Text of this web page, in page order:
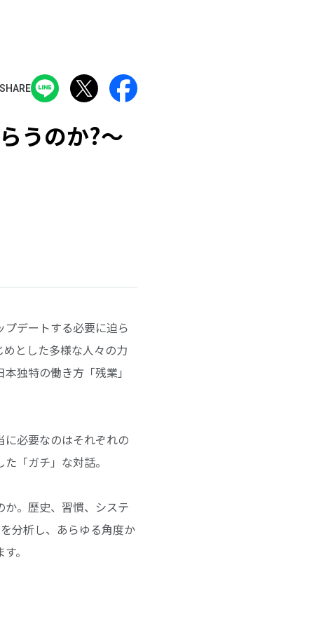
SHARE
うのか?～
デートする必要に迫ら
とした多様な人々の力
独特の働き方「残業」
必要なのはそれぞれの
「ガチ」な対話。
。歴史、習慣、システ
分析し、あらゆる角度か
。